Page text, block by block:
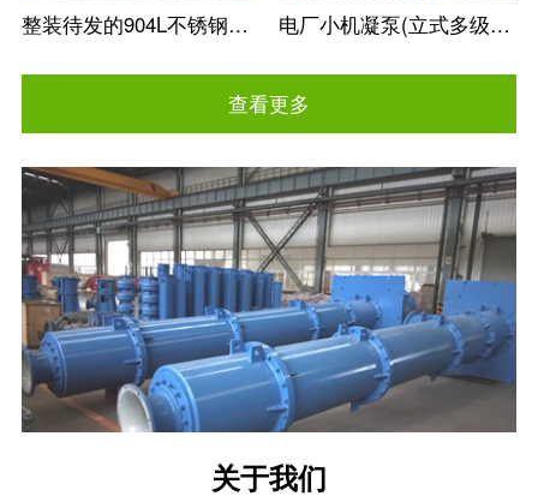
整装待发的904L不锈钢冶金矿用立式长轴泵 电厂小机凝泵(立式多级筒袋式凝结水泵)
查看更多
关于我们